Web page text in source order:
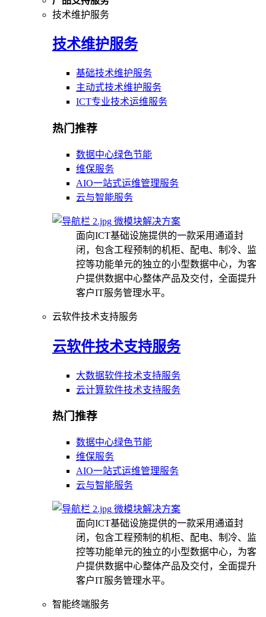
技术维护服务
技术维护服务
基础技术维护服务
主动式技术维护服务
ICT专业技术运维服务
热门推荐
数据中心绿色节能
维保服务
AIO一站式运维管理服务
云与智能服务
微模块解决方案
面向ICT基础设施提供的一款采用通道封
闭，包含工程预制的机柜、配电、制冷、监
控等功能单元的独立的小型数据中心，为客
户提供数据中心整体产品及交付，全面提升
客户IT服务管理水平。
云软件技术支持服务
云软件技术支持服务
大数据软件技术支持服务
云计算软件技术支持服务
热门推荐
数据中心绿色节能
维保服务
AIO一站式运维管理服务
云与智能服务
微模块解决方案
面向ICT基础设施提供的一款采用通道封
闭，包含工程预制的机柜、配电、制冷、监
控等功能单元的独立的小型数据中心，为客
户提供数据中心整体产品及交付，全面提升
客户IT服务管理水平。
智能终端服务